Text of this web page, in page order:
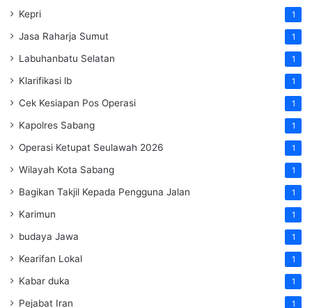
Kepri 1
Jasa Raharja Sumut 1
Labuhanbatu Selatan 1
Klarifikasi lb 1
Cek Kesiapan Pos Operasi 1
Kapolres Sabang 1
Operasi Ketupat Seulawah 2026 1
Wilayah Kota Sabang 1
Bagikan Takjil Kepada Pengguna Jalan 1
Karimun 1
budaya Jawa 1
Kearifan Lokal 1
Kabar duka 1
Pejabat Iran 1